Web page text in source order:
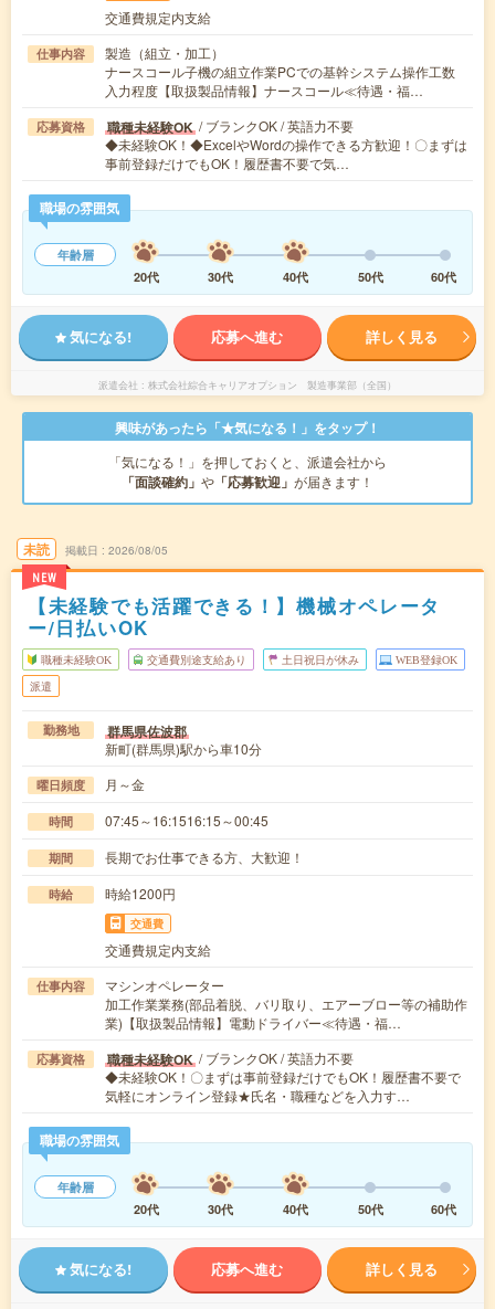
交通費規定内支給
仕事内容
製造（組立・加工）
ナースコール子機の組立作業PCでの基幹システム操作工数
入力程度【取扱製品情報】ナースコール≪待遇・福…
応募資格 職種未経験OK / ブランクOK / 英語力不要
◆未経験OK！◆ExcelやWordの操作できる方歓迎！〇まずは
事前登録だけでもOK！履歴書不要で気…
職場の雰囲気
年齢層
20代
30代 40代 50代 60代
気になる! 応募へ進む 詳しく見る
派遣会社 株式会社綜合キャリアオプション 製造事業部（全国）
興味があったら「★気になる！」をタップ！
「気になる！」を押しておくと、派遣会社から
「面談確約」 や 「応募歓迎」 が届きます！
未読
NEW
掲載日 2026/08/05
【未経験でも活躍できる！】機械オペレータ
ー/日払いOK
職種未経験OK 交通費別途支給あり 土日祝日が休み WEB登録OK
派遣
勤務地 群馬県佐波郡
新町(群馬県)駅から車10分
曜日頻度 月～金
時間 07:45～16:1516:15～00:45
期間 長期でお仕事できる方、大歓迎！
時給 時給1200円
交通費
交通費規定内支給
仕事内容
マシンオペレーター
加工作業業務(部品着脱、バリ取り、エアーブロー等の補助作
業)【取扱製品情報】電動ドライバー≪待遇・福…
応募資格 職種未経験OK / ブランクOK / 英語力不要
◆未経験OK！〇まずは事前登録だけでもOK！履歴書不要で
気軽にオンライン登録★氏名・職種などを入力す…
職場の雰囲気
年齢層
20代
30代 40代 50代 60代
気になる! 応募へ進む 詳しく見る